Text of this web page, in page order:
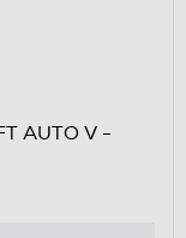
AUTO V -